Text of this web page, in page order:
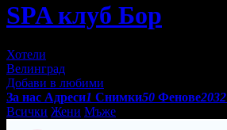
SPA клуб Бор
Хотели
Велинград
Добави в любими
За нас Адреси1 Снимки50 Фенове2032
Всички Жени Мъже